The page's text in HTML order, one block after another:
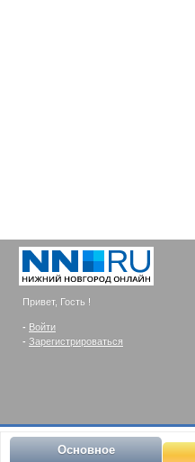
Привет, Гость !
- Войти
- Зарегистрироваться
Основное